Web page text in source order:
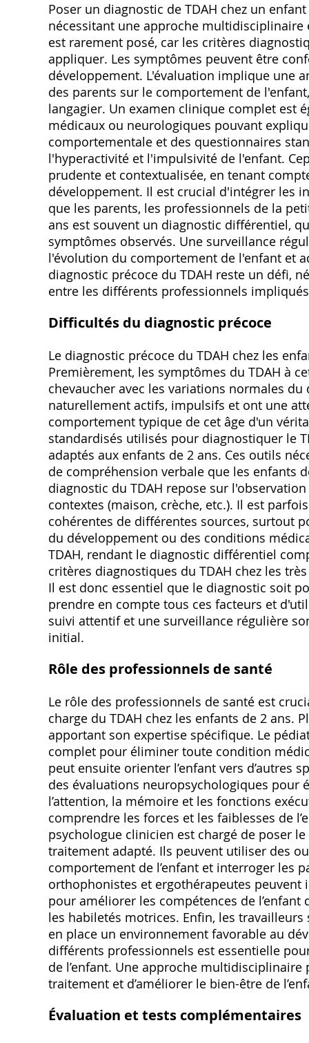
Poser un diagnostic de TDAH chez un
nécessitant une approche
est rarement posé, car les critères
appliquer. Les symptômes peuvent être
développement. L'évaluation implique une
des parents sur le comportement de
langagier. Un examen clinique complet est
médicaux ou neurologiques pouvant
comportementale et des questionnaires
l'hyperactivité et l'impulsivité de l'enfant.
prudente et contextualisée, en tenant
développement. Il est crucial d'intégrer les
que les parents, les professionnels de la
ans est souvent un diagnostic différentiel,
symptômes observés. Une surveillance
l'évolution du comportement de l'enfant et
diagnostic précoce du TDAH reste un défi,
entre les différents professionnels
Difficultés du diagnostic précoce
Le diagnostic précoce du TDAH chez les
Premièrement, les symptômes du TDAH à
chevaucher avec les variations normales
naturellement actifs, impulsifs et ont une
comportement typique de cet âge d'un
standardisés utilisés pour diagnostiquer le
adaptés aux enfants de 2 ans. Ces outils
de compréhension verbale que les enfants
diagnostic du TDAH repose sur
contextes (maison, crèche, etc.). Il est
cohérentes de différentes sources, surtout
du développement ou des conditions
TDAH, rendant le diagnostic différentiel
critères diagnostiques du TDAH chez les
Il est donc essentiel que le diagnostic soit
prendre en compte tous ces facteurs et
suivi attentif et une surveillance régulière
initial.
Rôle des professionnels de santé
Le rôle des professionnels de santé est
charge du TDAH chez les enfants de 2 ans.
apportant son expertise spécifique. Le
complet pour éliminer toute condition
peut ensuite orienter l’enfant vers d’autres
des évaluations neuropsychologiques pour
l’attention, la mémoire et les fonctions
comprendre les forces et les faiblesses de
psychologue clinicien est chargé de poser
traitement adapté. Ils peuvent utiliser des
comportement de l’enfant et interroger les
orthophonistes et ergothérapeutes
pour améliorer les compétences de
les habiletés motrices. Enfin, les
en place un environnement favorable au
différents professionnels est essentielle
de l’enfant. Une approche multidisciplinaire
traitement et d’améliorer le bien-être de
Évaluation et tests complémentaires